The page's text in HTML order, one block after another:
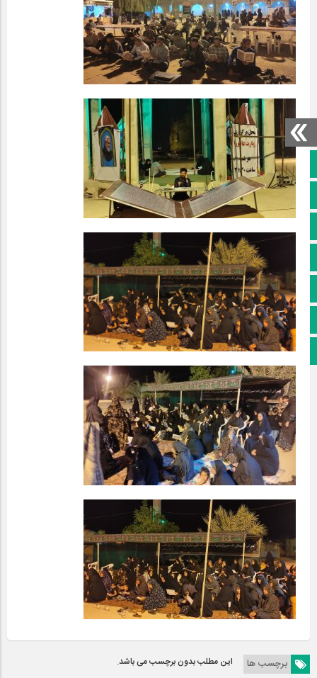
صفحه نخست
اینستاگرام
پخش زنده
اپلیکیشن بیرق
برچسب ها این مطلب بدون برچسب می باشد.